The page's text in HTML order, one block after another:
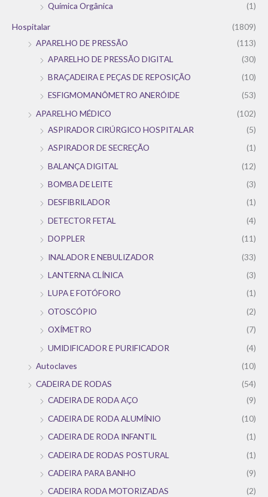
Química Orgânica
(1)
Hospitalar
(1809)
APARELHO DE PRESSÃO
(113)
APARELHO DE PRESSÃO DIGITAL
(30)
BRAÇADEIRA E PEÇAS DE REPOSIÇÃO
(10)
ESFIGMOMANÔMETRO ANERÓIDE
(53)
APARELHO MÉDICO
(102)
ASPIRADOR CIRÚRGICO HOSPITALAR
(5)
ASPIRADOR DE SECREÇÃO
(1)
BALANÇA DIGITAL
(12)
BOMBA DE LEITE
(3)
DESFIBRILADOR
(1)
DETECTOR FETAL
(4)
DOPPLER
(11)
INALADOR E NEBULIZADOR
(33)
LANTERNA CLÍNICA
(3)
LUPA E FOTÓFORO
(1)
OTOSCÓPIO
(2)
OXÍMETRO
(7)
UMIDIFICADOR E PURIFICADOR
(4)
Autoclaves
(10)
CADEIRA DE RODAS
(54)
CADEIRA DE RODA AÇO
(9)
CADEIRA DE RODA ALUMÍNIO
(10)
CADEIRA DE RODA INFANTIL
(1)
CADEIRA DE RODAS POSTURAL
(1)
CADEIRA PARA BANHO
(9)
CADEIRA RODA MOTORIZADAS
(2)